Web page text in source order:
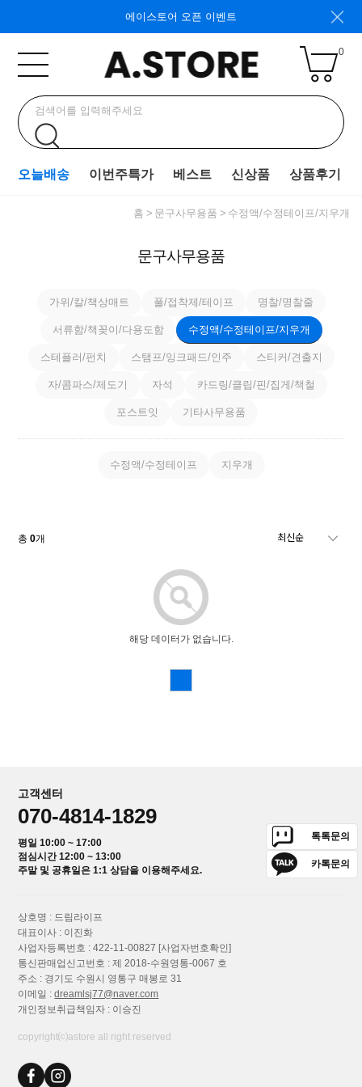
에이스토어 오픈 이벤트
0
오늘배송 이번주특가 베스트 신상품 상품후기
홈 문구사무용품 수정액/수정테이프/지우개
문구사무용품
가위/칼/책상매트 풀/접착제/테이프 명찰/명찰줄
서류함/책꽂이/다용도함 수정액/수정테이프/지우개
스테플러/펀치 스탬프/잉크패드/인주 스티커/견출지
자/콤파스/제도기 자석 카드링/클립/핀/집게/책철
포스트잇 기타사무용품
수정액/수정테이프 지우개
총0개
해당 데이터가 없습니다.
고객센터
070-4814-1829
평일 10:00 ~ 17:00
점심시간 12:00 ~ 13:00
주말 및 공휴일은 1:1 상담을 이용해주세요.
톡톡문의
카톡문의
상호명 : 드림라이프
대표이사 : 이진화
사업자등록번호 : 422-11-00827 [사업자번호확인]
통신판매업신고번호 : 제 2018-수원영통-0067 호
주소 : 경기도 수원시 영통구 매봉로 31
이메일 :dreamlsj77@naver.com
개인정보취급책임자 : 이승진
copyright⒞astore all right reserved